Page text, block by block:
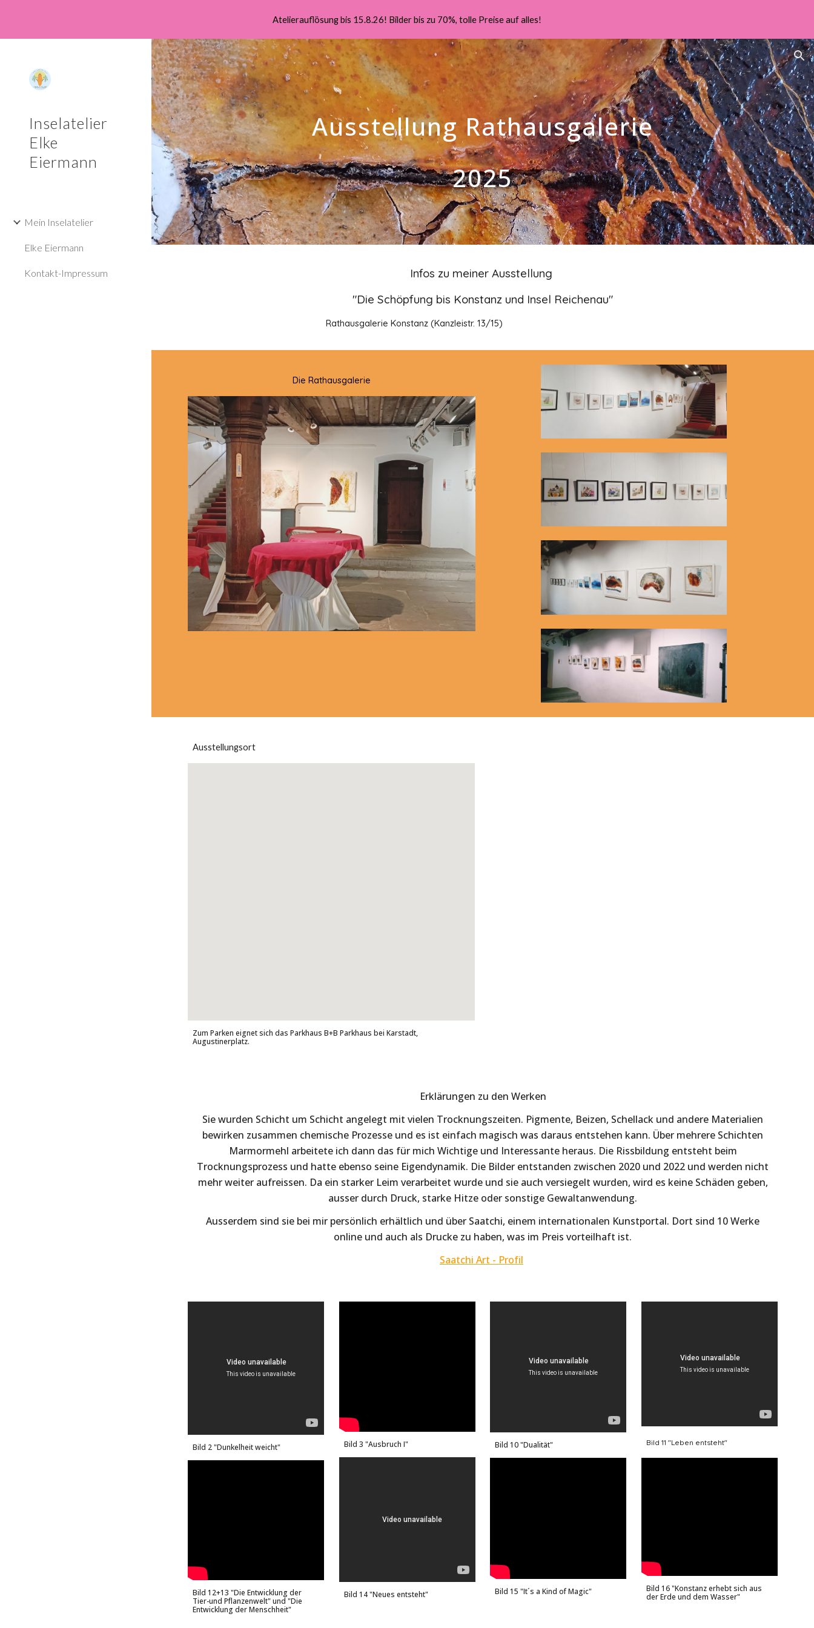
Skip to main content Skip to navigation
Atelierauflösung bis 15.8.26! Bilder bis zu 70%, tolle Preise auf alles!
Inselatelier
Elke
Eiermann
Mein Inselatelier
Elke Eiermann
Kontakt-Impressum
Ausstellung Rathausgalerie
2025
Infos zu meiner Ausstellung
"Die Schöpfung bis Konstanz und Insel Reichenau"
Rathausgalerie Konstanz (Kanzleistr. 13/15)
Die Rathausgalerie
Ausstellungsort
Zum Parken eignet sich das Parkhaus B+B Parkhaus bei Karstadt,
Augustinerplatz.
Erklärungen zu den Werken
Sie wurden Schicht um Schicht angelegt mit vielen Trocknungszeiten. Pigmente, Beizen, Schellack und andere Materialien
bewirken zusammen chemische Prozesse und es ist einfach magisch was daraus entstehen kann. Über mehrere Schichten
Marmormehl arbeitete ich dann das für mich Wichtige und Interessante heraus. Die Rissbildung entsteht beim
Trocknungsprozess und hatte ebenso seine Eigendynamik. Die Bilder entstanden zwischen 2020 und 2022 und werden nicht
mehr weiter aufreissen. Da ein starker Leim verarbeitet wurde und sie auch versiegelt wurden, wird es keine Schäden geben,
ausser durch Druck, starke Hitze oder sonstige Gewaltanwendung.
Ausserdem sind sie bei mir persönlich erhältlich und über Saatchi, einem internationalen Kunstportal. Dort sind 10 Werke
online und auch als Drucke zu haben, was im Preis vorteilhaft ist.
Saatchi Art - Profil
Bild 2 "Dunkelheit weicht"
Bild12+13 "Die Entwicklung der
Tier-und Pflanzenwelt" und "Die
Entwicklung der Menschheit"
Bild 3 "Ausbruch I"
Bild 14 "Neues entsteht"
Bild10 "Dualität"
Bild 15 "It´s a Kind of Magic"
Bild 11 "Leben entsteht"
Bild 16 "Konstanz erhebt sich aus
der Erde und dem Wasser"